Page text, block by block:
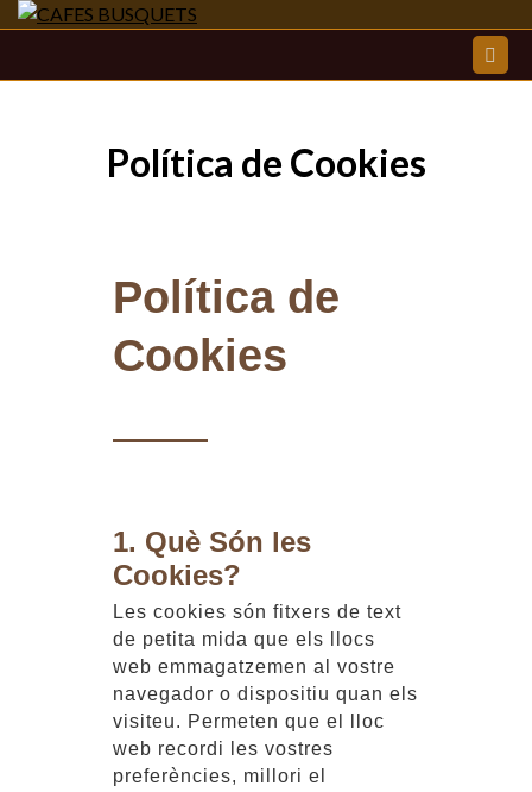
BUSQUETS
Política de Cookies
Política de
Cookies
1. Què Són les
Cookies?
Les cookies són fitxers de text
de petita mida que els llocs
web emmagatzemen al vostre
navegador o dispositiu quan els
visiteu. Permeten que el lloc
web recordi les vostres
preferències, millori el